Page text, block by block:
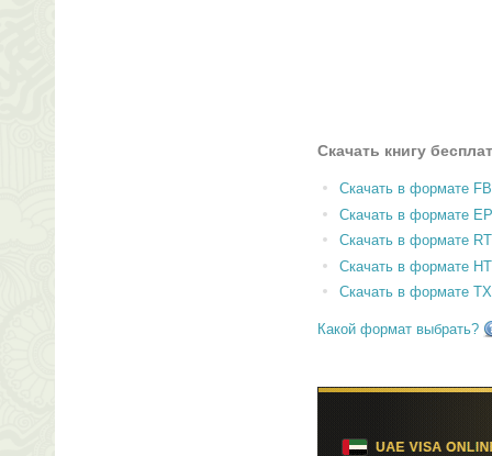
Скачать книгу
Скачать в формате
Скачать в формате
Скачать в формате
Скачать в формате
Скачать в формате
Какой формат выбрать?